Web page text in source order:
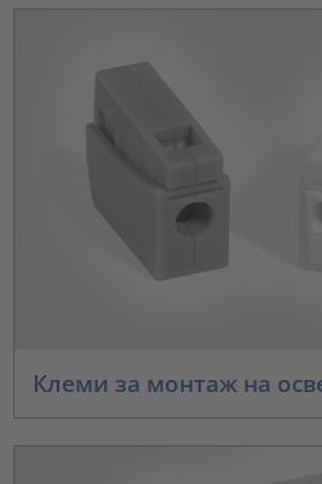
Клеми за монтаж на